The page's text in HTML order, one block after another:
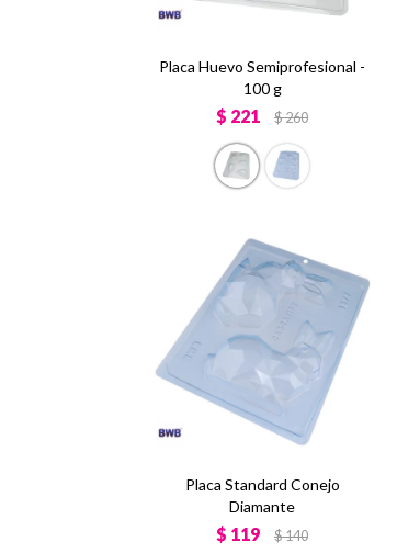
Placa Huevo Semiprofesional -
100 g
$ 221 $260
Placa Standard Conejo
Diamante
$ 119 $140